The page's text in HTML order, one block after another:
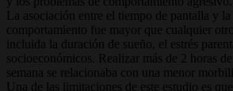
La asociación entre el tiempo de pantalla y
comportamiento fue mayor que cualquier
incluida la duración de sueño, el estrés
socioeconómicos. Realizar más de 2 horas
semana se relacionaba con una menor
Una de las limitaciones de este estudio es